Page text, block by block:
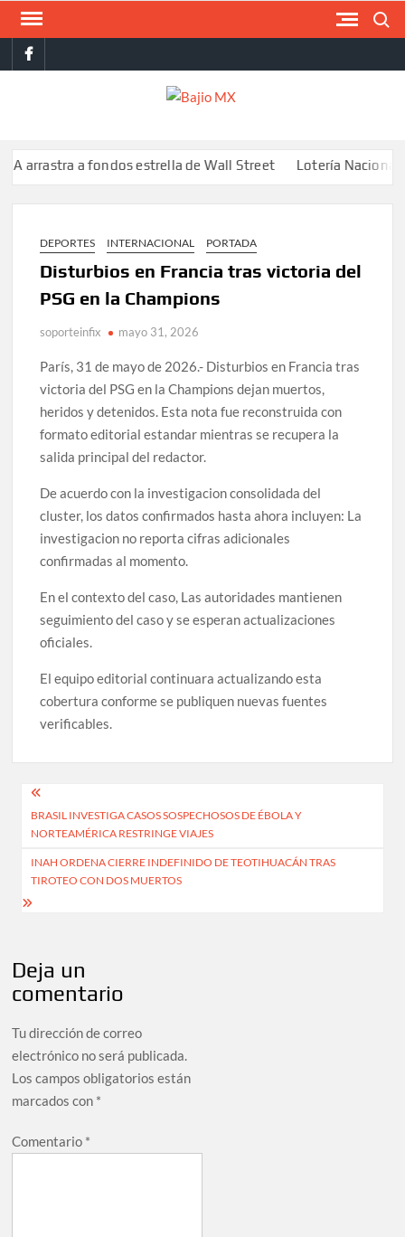
Saltar
contenidofacebook
a fondos estrella de Wall Street Lotería Nacional emite
DEPORTES INTERNACIONAL PORTADA
Disturbios en Francia tras victoria del
PSG en la Champions
soporteinfix mayo 31, 2026
París, 31 de mayo de 2026.- Disturbios en Francia tras
victoria del PSG en la Champions dejan muertos,
heridos y detenidos. Esta nota fue reconstruida con
formato editorial estandar mientras se recupera la
salida principal del redactor.
De acuerdo con la investigacion consolidada del
cluster, los datos confirmados hasta ahora incluyen: La
investigacion no reporta cifras adicionales
confirmadas al momento.
En el contexto del caso, Las autoridades mantienen
seguimiento del caso y se esperan actualizaciones
oficiales.
El equipo editorial continuara actualizando esta
cobertura conforme se publiquen nuevas fuentes
verificables.
Navegación
de
entradas
BRASIL INVESTIGA CASOS SOSPECHOSOS DE ÉBOLA Y
NORTEAMÉRICA RESTRINGE VIAJES
INAH ORDENA CIERRE INDEFINIDO DE TEOTIHUACÁN TRAS
TIROTEO CON DOS MUERTOS
Deja un
comentario
Tu dirección de correo
electrónico no será publicada.
Los campos obligatorios están
marcados con *
Comentario *